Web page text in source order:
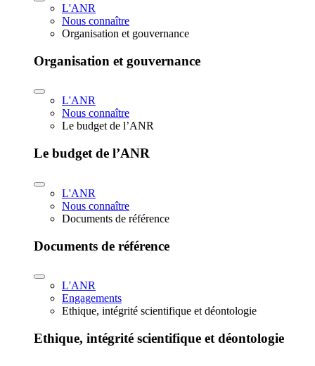
L'ANR
Nous connaître
Organisation et gouvernance
Organisation et gouvernance
L'ANR
Nous connaître
Le budget de l’ANR
Le budget de l’ANR
L'ANR
Nous connaître
Documents de référence
Documents de référence
L'ANR
Engagements
Ethique, intégrité scientifique et déontologie
Ethique, intégrité scientifique et déontologie